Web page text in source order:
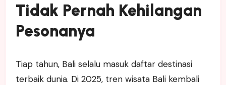
Tidak Pernah Kehilangan
Pesonanya
Tiap tahun, Bali selalu masuk daftar destinasi
terbaik dunia. Di 2025, tren wisata Bali kembali